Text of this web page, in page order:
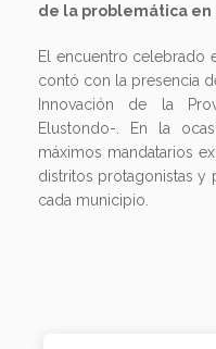
de la problemática en
El encuentro celebrado
contó con la presencia
Innovación de la
Elustondo-. En la
máximos mandatarios
distritos protagonistas y
cada municipio.